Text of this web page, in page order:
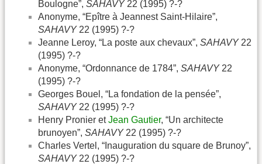
Boulogne”, SAHAVY22 (1995) ?-?
Anonyme, “Epître à Jeannest Saint-Hilaire”,
SAHAVY22 (1995) ?-?
Jeanne Leroy, “La poste aux chevaux”, SAHAVY22
(1995) ?-?
Anonyme, “Ordonnance de 1784”, SAHAVY22
(1995) ?-?
Georges Bouel, “La fondation de la pensée”,
SAHAVY22 (1995) ?-?
Henry Pronier etJean Gautier, “Un architecte
brunoyen”, SAHAVY22 (1995) ?-?
Charles Vertel, “Inauguration du square de Brunoy”,
SAHAVY22 (1995) ?-?